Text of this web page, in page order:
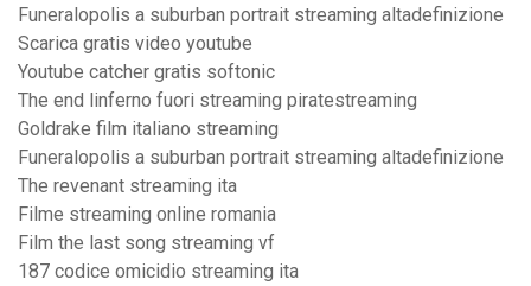
Funeralopolis a suburban portrait streaming altadefinizione
Scarica gratis video youtube
Youtube catcher gratis softonic
The end linferno fuori streaming piratestreaming
Goldrake film italiano streaming
Funeralopolis a suburban portrait streaming altadefinizione
The revenant streaming ita
Filme streaming online romania
Film the last song streaming vf
187 codice omicidio streaming ita